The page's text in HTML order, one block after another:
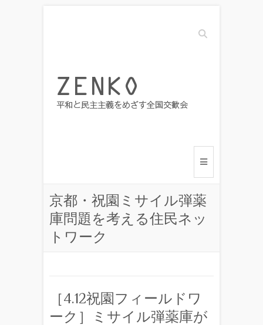
Search
京都・祝園ミサイル弾薬
庫問題を考える住民ネッ
トワーク
［4.12祝園フィールドワ
ーク］ミサイル弾薬庫が